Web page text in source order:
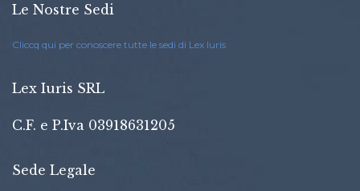
Le Nostre Sedi
Cliccq qui per conoscere tutte le sedi di Lex Iuris
Lex Iuris SRL
C.F. e P.Iva 03918631205
Sede Legale